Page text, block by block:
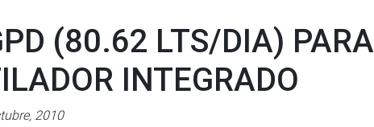
(80.62 LTS/DIA) PARA
INTEGRADO
2010